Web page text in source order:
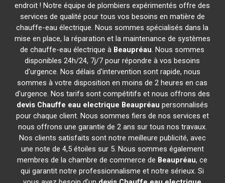
endroit ! Notre équipe de plombiers expérimentés offre des
services de qualité pour tous vos besoins en matière de
chauffe-eau électrique. Nous sommes spécialisés dans la
mise en place, la réparation et la maintenance de systèmes
de chauffe-eau électrique à Beaupréau. Nous sommes
disponibles 24h/24, 7j/7 pour répondre à vos besoins
d'urgence. Nos délais d'intervention sont rapide, nous
sommes à votre disposition en moins de 2 heures en cas
d'urgence. Nos tarifs sont compétitifs et nous offrons des
devis Chauffe eau electrique Beaupréau personnalisés
pour chaque client. Nous sommes fiers de nos services et
nous offrons une garantie de 2 ans sur tous nos travaux.
Nos clients satisfaits sont notre meilleure publicité, avec
une note de 4,5 étoiles sur 5. Nous sommes également
membres de la chambre de commerce de Beaupréau, ce
qui garantit notre professionnalisme et notre sérieux. Si